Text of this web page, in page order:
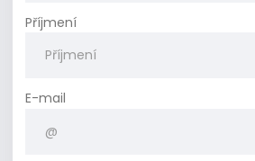
Příjmení
E-mail